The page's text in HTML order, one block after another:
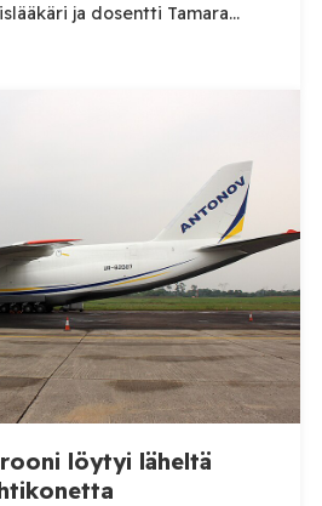
ja dosentti Tamara
lisääntynyttä kriittisyyttä
Aluehallituksen jäsen Ville-
tiedotteessa,
on
rokotekriittisyydestä.
rokotteiden
erityisesti […]
löytyi läheltä